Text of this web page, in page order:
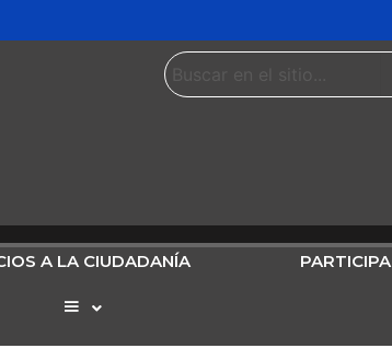
A LA CIUDADANÍA PARTICIPA
Elemento
menú